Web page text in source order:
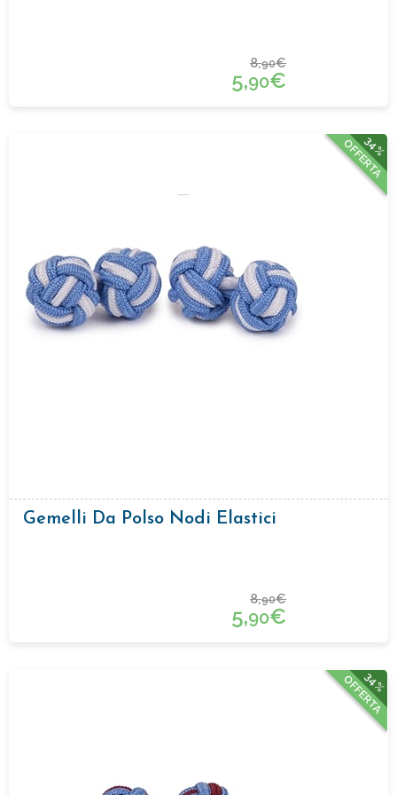
8,90€
5,90€
34%
OFFERTA
Gemelli Da Polso Nodi Elastici
8,90€
5,90€
34%
OFFERTA